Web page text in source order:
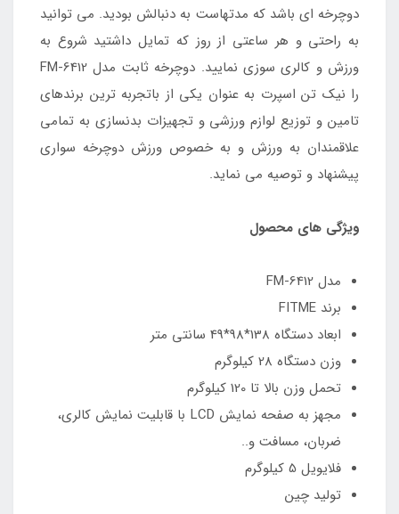
دوچرخه ای باشد که مدتهاست به دنبالش بودید. می توانید
به راحتی و هر ساعتی از روز که تمایل داشتید شروع به
ورزش و کالری سوزی نمایید. دوچرخه ثابت مدل FM-6412
را نیک تن اسپرت به عنوان یکی از باتجربه ترین برندهای
تامین و توزیع لوازم ورزشی و تجهیزات بدنسازی به تمامی
علاقمندان به ورزش و به خصوص ورزش دوچرخه سواری
پیشنهاد و توصیه می نماید.
ویژگی های محصول
مدل FM-6412
برند FITME
ابعاد دستگاه 138*98*49 سانتی متر
وزن دستگاه 28 کیلوگرم
تحمل وزن بالا تا 120 کیلوگرم
مجهز به صفحه نمایش LCD با قابلیت نمایش کالری،
ضربان، مسافت و..
فلایویل 5 کیلوگرم
تولید چین